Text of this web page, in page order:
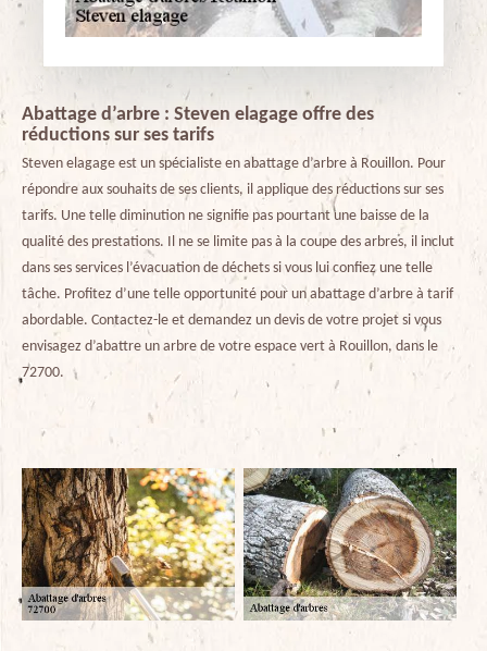
Abattage d’arbre : Steven elagage offre des
réductions sur ses tarifs
Steven elagage est un spécialiste en abattage d’arbre à Rouillon. Pour
répondre aux souhaits de ses clients, il applique des réductions sur ses
tarifs. Une telle diminution ne signifie pas pourtant une baisse de la
qualité des prestations. Il ne se limite pas à la coupe des arbres, il inclut
dans ses services l’évacuation de déchets si vous lui confiez une telle
tâche. Profitez d’une telle opportunité pour un abattage d’arbre à tarif
abordable. Contactez-le et demandez un devis de votre projet si vous
envisagez d’abattre un arbre de votre espace vert à Rouillon, dans le
72700.